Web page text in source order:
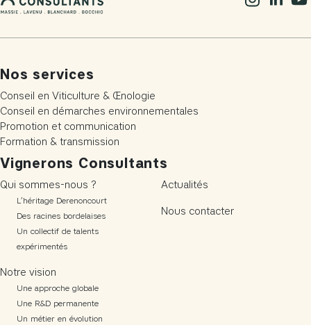
Nos services
Conseil en Viticulture & Œnologie
Conseil en démarches environnementales
Promotion et communication
Formation & transmission
Vignerons Consultants
Qui sommes-nous ?
L’héritage Derenoncourt
Des racines bordelaises
Un collectif de talents
expérimentés
Notre vision
Une approche globale
Une R&D permanente
Un métier en évolution
Actualités
Nous contacter